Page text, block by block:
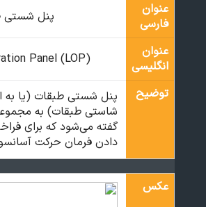
عنوان
فارسی
پنل شستی
عنوان
انگلیسی
Panel (LOP)
توضیح
پنل شستی طبقات (یا به
شاستی طبقات) به
گفته می‌شود که برای
دادن فرمان حرکت
عکس